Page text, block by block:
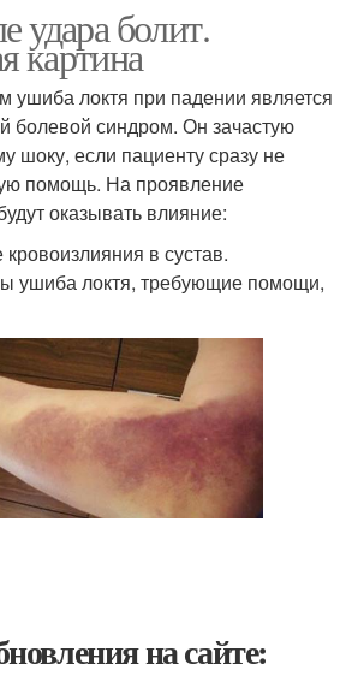
удара болит.
картина
ушиба локтя при падении является
болевой синдром. Он зачастую
шоку, если пациенту сразу не
помощь. На проявление
оказывать влияние:
в сустав.
ушиба локтя, требующие помощи,
на сайте: